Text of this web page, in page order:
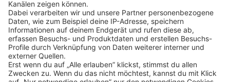
Klickehier, um alle offenen Jobs zu sehen.